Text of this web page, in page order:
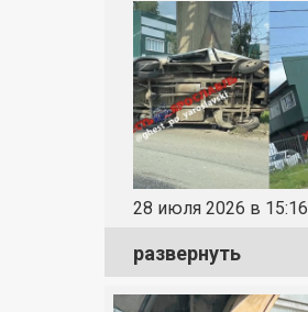
28 июля 2026 в 15:16
развернуть